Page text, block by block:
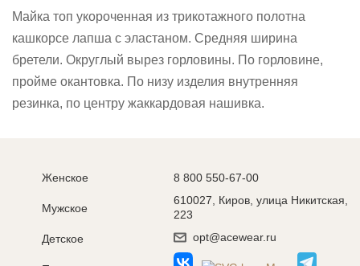
Майка топ укороченная из трикотажного полотна
кашкорсе лапша с эластаном. Средняя ширина
бретели. Округлый вырез горловины. По горловине,
пройме окантовка. По низу изделия внутренняя
резинка, по центру жаккардовая нашивка.
Женское
Мужское
Детское
8 800 550-67-00
610027, Киров, улица Никитская,
223
opt@acewear.ru